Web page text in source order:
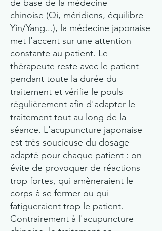
de base de la médecine
chinoise (Qi, méridiens, équilibre
Yin/Yang...), la médecine japonaise
met l'accent sur une attention
constante au patient. Le
thérapeute reste avec le patient
pendant toute la durée du
traitement et vérifie le pouls
régulièrement afin d'adapter le
traitement tout au long de la
séance. L'acupuncture japonaise
est très soucieuse du dosage
adapté pour chaque patient : on
évite de provoquer de réactions
trop fortes, qui amèneraient le
corps à se fermer ou qui
fatigueraient trop le patient.
Contrairement à l'acupuncture